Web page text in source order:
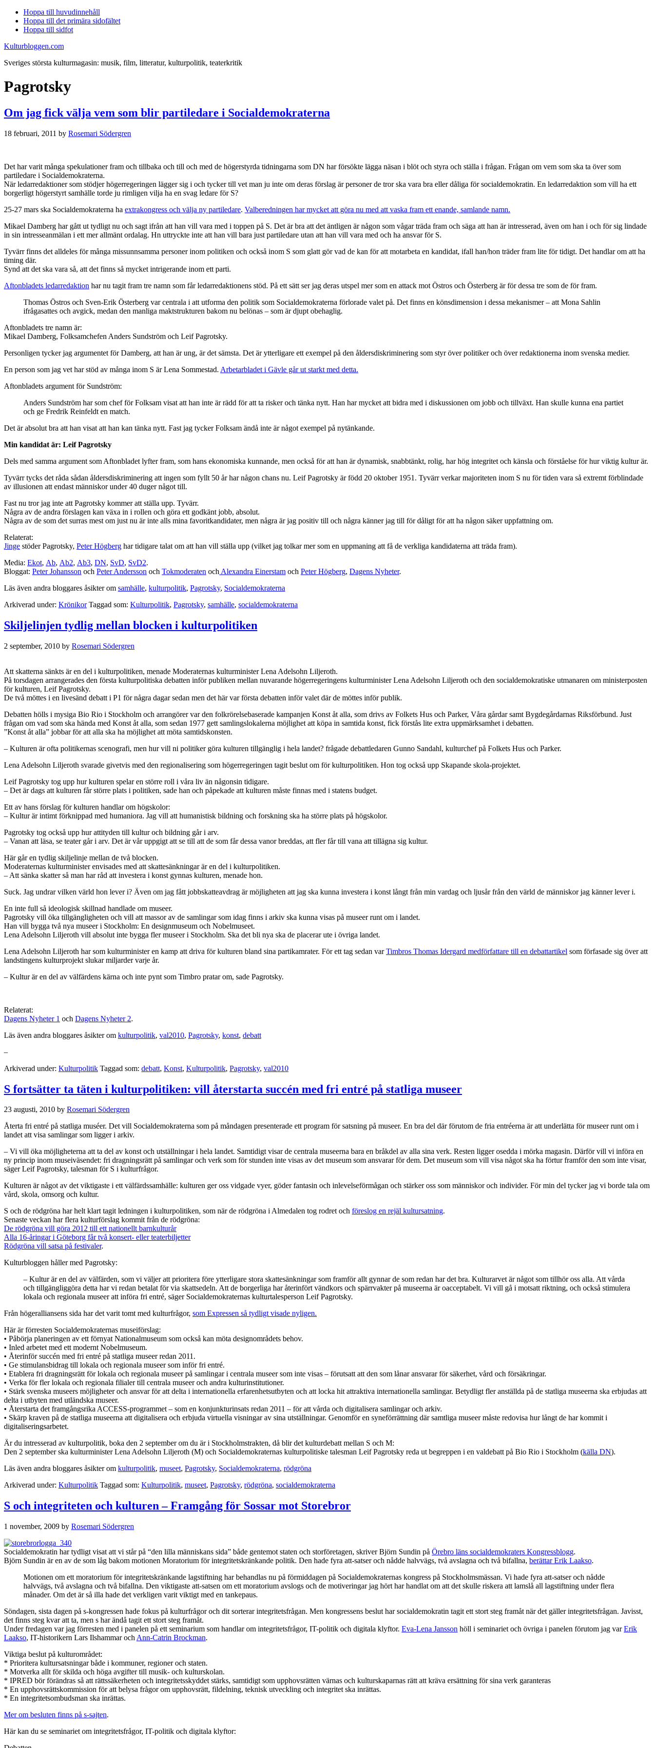
Hoppa till huvudinnehåll
Hoppa till det primära sidofältet
Hoppa till sidfot
Kulturbloggen.com
Sveriges största kulturmagasin: musik, film, litteratur, kulturpolitik, teaterkritik
Pagrotsky
Om jag fick välja vem som blir partiledare i Socialdemokraterna
18 februari, 2011 by Rosemari Södergren
Det har varit många spekulationer fram och tillbaka och till och med de högerstyrda tidningarna som DN har försökte lägga näsan i blöt och styra och ställa i frågan. Frågan om vem som ska ta över som
partiledare i Socialdemokraterna.
När ledarredaktioner som stödjer högerregeringen lägger sig i och tycker till vet man ju inte om deras förslag är personer de tror ska vara bra eller dåliga för socialdemokratin. En ledarredaktion som vill ha ett
borgerligt högerstyrt samhälle torde ju rimligen vilja ha en svag ledare för S?
25-27 mars ska Socialdemokraterna ha extrakongress och välja ny partiledare. Valberedningen har mycket att göra nu med att vaska fram ett enande, samlande namn.
Mikael Damberg har gått ut tydligt nu och sagt ifrån att han vill vara med i toppen på S. Det är bra att det äntligen är någon som vågar träda fram och säga att han är intresserad, även om han i och för sig lindade
in sin intresseanmälan i ett mer allmänt ordalag. Hn uttryckte inte att han vill bara just partiledare utan att han vill vara med och ha ansvar för S.
Tyvärr finns det alldeles för många missunnsamma personer inom politiken och också inom S som glatt gör vad de kan för att motarbeta en kandidat, ifall han/hon träder fram lite för tidigt. Det handlar om att ha
timing där.
Synd att det ska vara så, att det finns så mycket intrigerande inom ett parti.
Aftonbladets ledarredaktion har nu tagit fram tre namn som får ledarredaktionens stöd. På ett sätt ser jag deras utspel mer som en attack mot Östros och Österberg är för dessa tre som de för fram.
Thomas Östros och Sven-Erik Österberg var centrala i att utforma den politik som Socialdemokraterna förlorade valet på. Det finns en könsdimension i dessa mekanismer – att Mona Sahlin
ifrågasattes och avgick, medan den manliga maktstrukturen bakom nu belönas – som är djupt obehaglig.
Aftonbladets tre namn är:
Mikael Damberg, Folksamchefen Anders Sundström och Leif Pagrotsky.
Personligen tycker jag argumentet för Damberg, att han är ung, är det sämsta. Det är ytterligare ett exempel på den åldersdiskriminering som styr över politiker och över redaktionerna inom svenska medier.
En person som jag vet har stöd av många inom S är Lena Sommestad. Arbetarbladet i Gävle går ut starkt med detta.
Aftonbladets argument för Sundström:
Anders Sundström har som chef för Folksam visat att han inte är rädd för att ta risker och tänka nytt. Han har mycket att bidra med i diskussionen om jobb och tillväxt. Han skulle kunna ena partiet
och ge Fredrik Reinfeldt en match.
Det är absolut bra att han visat att han kan tänka nytt. Fast jag tycker Folksam ändå inte är något exempel på nytänkande.
Min kandidat är: Leif Pagrotsky
Dels med samma argument som Aftonbladet lyfter fram, som hans ekonomiska kunnande, men också för att han är dynamisk, snabbtänkt, rolig, har hög integritet och känsla och förståelse för hur viktig kultur är.
Tyvärr tycks det råda sådan åldersdiskriminering att ingen som fyllt 50 år har någon chans nu. Leif Pagrotsky är född 20 oktober 1951. Tyvärr verkar majoriteten inom S nu för tiden vara så extremt förblindade
av illusionen att endast människor under 40 duger något till.
Fast nu tror jag inte att Pagrotsky kommer att ställa upp. Tyvärr.
Några av de andra förslagen kan växa in i rollen och göra ett godkänt jobb, absolut.
Några av de som det surras mest om just nu är inte alls mina favoritkandidater, men några är jag positiv till och några känner jag till för dåligt för att ha någon säker uppfattning om.
Relaterat:
Jinge stöder Pagrotsky, Peter Högberg har tidigare talat om att han vill ställa upp (vilket jag tolkar mer som en uppmaning att få de verkliga kandidaterna att träda fram).
Media: Ekot, Ab, Ab2, Ab3, DN, SvD, SvD2.
Bloggat: Peter Johansson och Peter Andersson och Tokmoderaten och Alexandra Einerstam och Peter Högberg, Dagens Nyheter.
Läs även andra bloggares åsikter om samhälle, kulturpolitik, Pagrotsky, Socialdemokraterna
Arkiverad under: Krönikor Taggad som: Kulturpolitik, Pagrotsky, samhälle, socialdemokraterna
Skiljelinjen tydlig mellan blocken i kulturpolitiken
2 september, 2010 by Rosemari Södergren
Att skatterna sänkts är en del i kulturpolitiken, menade Moderaternas kulturminister Lena Adelsohn Liljeroth.
På torsdagen arrangerades den första kulturpolitiska debatten inför publiken mellan nuvarande högerregeringens kulturminister Lena Adelsohn Liljeroth och den socialdemokratiske utmanaren om ministerposten
för kulturen, Leif Pagrotsky.
De två möttes i en livesänd debatt i P1 för några dagar sedan men det här var första debatten inför valet där de möttes inför publik.
Debatten hölls i mysiga Bio Rio i Stockholm och arrangörer var den folkrörelsebaserade kampanjen Konst åt alla, som drivs av Folkets Hus och Parker, Våra gårdar samt Bygdegårdarnas Riksförbund. Just
frågan om vad som ska hända med Konst åt alla, som sedan 1977 gett samlingslokalerna möjlighet att köpa in samtida konst, fick förstås lite extra uppmärksamhet i debatten.
”Konst åt alla” jobbar för att alla ska ha möjlighet att möta samtidskonsten.
– Kulturen är ofta politikernas scenografi, men hur vill ni politiker göra kulturen tillgänglig i hela landet? frågade debattledaren Gunno Sandahl, kulturchef på Folkets Hus och Parker.
Lena Adelsohn Liljeroth svarade givetvis med den regionalisering som högerregeringen tagit beslut om för kulturpolitiken. Hon tog också upp Skapande skola-projektet.
Leif Pagrotsky tog upp hur kulturen spelar en större roll i våra liv än någonsin tidigare.
– Det är dags att kulturen får större plats i politiken, sade han och påpekade att kulturen måste finnas med i statens budget.
Ett av hans förslag för kulturen handlar om högskolor:
– Kultur är intimt förknippad med humaniora. Jag vill att humanistisk bildning och forskning ska ha större plats på högskolor.
Pagrotsky tog också upp hur attityden till kultur och bildning går i arv.
– Vanan att läsa, se teater går i arv. Det är vår uppgigt att se till att de som får dessa vanor breddas, att fler får till vana att tillägna sig kultur.
Här går en tydlig skiljelinje mellan de två blocken.
Moderaternas kulturminister envisades med att skattesänkningar är en del i kulturpolitiken.
– Att sänka skatter så man har råd att investera i konst gynnas kulturen, menade hon.
Suck. Jag undrar vilken värld hon lever i? Även om jag fått jobbskatteavdrag är möjligheten att jag ska kunna investera i konst långt från min vardag och ljusår från den värld de människor jag känner lever i.
En inte full så ideologisk skillnad handlade om museer.
Pagrotsky vill öka tillgängligheten och vill att massor av de samlingar som idag finns i arkiv ska kunna visas på museer runt om i landet.
Han vill bygga två nya museer i Stockholm: En designmuseum och Nobelmuseet.
Lena Adelsohn Liljeroth vill absolut inte bygga fler museer i Stockholm. Ska det bli nya ska de placerar ute i övriga landet.
Lena Adelsohn Liljeroth har som kulturminister en kamp att driva för kulturen bland sina partikamrater. För ett tag sedan varTimbros Thomas Idergard medförfattare till en debattartikel som förfasade sig över att
landstingens kulturprojekt slukar miljarder varje år.
– Kultur är en del av välfärdens kärna och inte pynt som Timbro pratar om, sade Pagrotsky.
Relaterat:
Dagens Nyheter 1 och Dagens Nyheter 2.
Läs även andra bloggares åsikter om kulturpolitik, val2010, Pagrotsky, konst, debatt
–
Arkiverad under: Kulturpolitik Taggad som: debatt, Konst, Kulturpolitik, Pagrotsky, val2010
S fortsätter ta täten i kulturpolitiken: vill återstarta succén med fri entré på statliga museer
23 augusti, 2010 by Rosemari Södergren
Återta fri entré på statliga muséer. Det vill Socialdemokraterna som på måndagen presenterade ett program för satsning på museer. En bra del där förutom de fria entréerna är att underlätta för museer runt om i
landet att visa samlingar som ligger i arkiv.
– Vi vill öka möjligheterna att ta del av konst och utställningar i hela landet. Samtidigt visar de centrala museerna bara en bråkdel av alla sina verk. Resten ligger osedda i mörka magasin. Därför vill vi införa en
ny princip inom museiväsendet: fri dragningsrätt på samlingar och verk som för stunden inte visas av det museum som ansvarar för dem. Det museum som vill visa något ska ha förtur framför den som inte visar,
säger Leif Pagrotsky, talesman för S i kulturfrågor.
Kulturen är något av det viktigaste i ett välfärdssamhälle: kulturen ger oss vidgade vyer, göder fantasin och inlevelseförmågan och stärker oss som människor och individer. För min del tycker jag vi borde tala om
vård, skola, omsorg och kultur.
S och de rödgröna har helt klart tagit ledningen i kulturpolitiken, som när de rödgröna i Almedalen tog rodret och föreslog en rejäl kultursatning.
Senaste veckan har flera kulturförslag kommit från de rödgröna:
De rödgröna vill göra 2012 till ett nationellt barnkulturår
Alla 16-åringar i Göteborg får två konsert- eller teaterbiljetter
Rödgröna vill satsa på festivaler.
Kulturbloggen håller med Pagrotsky:
– Kultur är en del av välfärden, som vi väljer att prioritera före ytterligare stora skattesänkningar som framför allt gynnar de som redan har det bra. Kulturarvet är något som tillhör oss alla. Att vårda
och tillgängliggöra detta har vi redan betalat för via skattsedeln. Att de borgerliga har återinfört vändkors och spärrvakter på museerna är oacceptabelt. Vi vill gå i motsatt riktning, och också stimulera
lokala och regionala museer att införa fri entré, säger Socialdemokraternas kulturtalesperson Leif Pagrotsky.
Från högeralliansens sida har det varit tomt med kulturfrågor, som Expressen så tydligt visade nyligen.
Här är förresten Socialdemokraternas museiförslag:
• Påbörja planeringen av ett förnyat Nationalmuseum som också kan möta designområdets behov.
• Inled arbetet med ett modernt Nobelmuseum.
• Återinför succén med fri entré på statliga museer redan 2011.
• Ge stimulansbidrag till lokala och regionala museer som inför fri entré.
• Etablera fri dragningsrätt för lokala och regionala museer på samlingar i centrala museer som inte visas – förutsatt att den som lånar ansvarar för säkerhet, vård och försäkringar.
• Verka för fler lokala och regionala filialer till centrala museer och andra kulturinstitutioner.
• Stärk svenska museers möjligheter och ansvar för att delta i internationella erfarenhetsutbyten och att locka hit attraktiva internationella samlingar. Betydligt fler anställda på de statliga museerna ska erbjudas att
delta i utbyten med utländska museer.
• Återstarta det framgångsrika ACCESS-programmet – som en konjunkturinsats redan 2011 – för att vårda och digitalisera samlingar och arkiv.
• Skärp kraven på de statliga museerna att digitalisera och erbjuda virtuella visningar av sina utställningar. Genomför en syneförrättning där samtliga museer måste redovisa hur långt de har kommit i
digitaliseringsarbetet.
Är du intresserad av kulturpolitik, boka den 2 september om du är i Stockholmstrakten, då blir det kulturdebatt mellan S och M:
Den 2 september ska kulturminister Lena Adelsohn Liljeroth (M) och Socialdemokraternas kulturpolitiske talesman Leif Pagrotsky reda ut begreppen i en valdebatt på Bio Rio i Stockholm (källa DN).
Läs även andra bloggares åsikter om kulturpolitik, museet, Pagrotsky, Socialdemokraterna, rödgröna
Arkiverad under: Kulturpolitik Taggad som: Kulturpolitik, museet, Pagrotsky, rödgröna, socialdemokraterna
S och integriteten och kulturen – Framgång för Sossar mot Storebror
1 november, 2009 by Rosemari Södergren
Socialdemokratin har tydligt visat att vi står på “den lilla människans sida” både gentemot staten och storföretagen, skriver Björn Sundin på Örebro läns socialdemokraters Kongressblogg.
Björn Sundin är en av de som låg bakom motionen Moratorium för integritetskränkande politik. Den hade fyra att-satser och nådde halvvägs, två avslagna och två bifallna, berättar Erik Laakso.
Motionen om ett moratorium för integritetskränkande lagstiftning har behandlas nu på förmiddagen på Socialdemokraternas kongress på Stockholmsmässan. Vi hade fyra att-satser och nådde
halvvägs, två avslagna och två bifallna. Den viktigaste att-satsen om ett moratorium avslogs och de motiveringar jag hört har handlat om att det skulle riskera att lamslå all lagstiftning under flera
månader. Om det är så illa hade det verkligen varit viktigt med en tankepaus.
Söndagen, sista dagen på s-kongressen hade fokus på kulturfrågor och dit sorterar integritetsfrågan. Men kongressens beslut har socialdemokratin tagit ett stort steg framåt när det gäller integritetsfrågan. Javisst,
det finns steg kvar att ta, men s har ändå tagit ett stort steg framåt.
Under fredagen var jag förresten med i panelen på ett seminarium som handlar om integritetsfrågor, IT-politik och digitala klyftor. Eva-Lena Jansson höll i seminariet och övriga i panelen förutom jag varErik
Laakso, IT-historikern Lars Ilshammar och Ann-Catrin Brockman.
Viktiga beslut på kulturområdet:
* Prioritera kultursatsningar både i kommuner, regioner och staten.
* Motverka allt för skilda och höga avgifter till musik- och kulturskolan.
* IPRED bör förändras så att rättssäkerheten och integritetsskyddet stärks, samtidigt som upphovsrätten värnas och kulturskaparnas rätt att kräva ersättning för sina verk garanteras
* En upphovsrättskommission för att belysa frågor om upphovsrätt, fildelning, teknisk utveckling och integritet ska inrättas.
* En integritetsombudsman ska inrättas.
Mer om besluten finns på s-sajten.
Här kan du se seminariet om integritetsfrågor, IT-politik och digitala klyftor: